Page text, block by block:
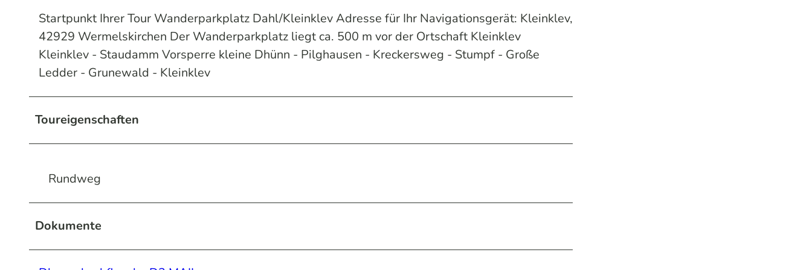
Startpunkt Ihrer Tour Wanderparkplatz Dahl/Kleinklev Adresse für Ihr Navigationsgerät: Kleinklev,
42929 Wermelskirchen Der Wanderparkplatz liegt ca. 500 m vor der Ortschaft Kleinklev
Kleinklev - Staudamm Vorsperre kleine Dhünn - Pilghausen - Kreckersweg - Stumpf - Große
Ledder - Grunewald - Kleinklev
Toureigenschaften
Rundweg
Dokumente